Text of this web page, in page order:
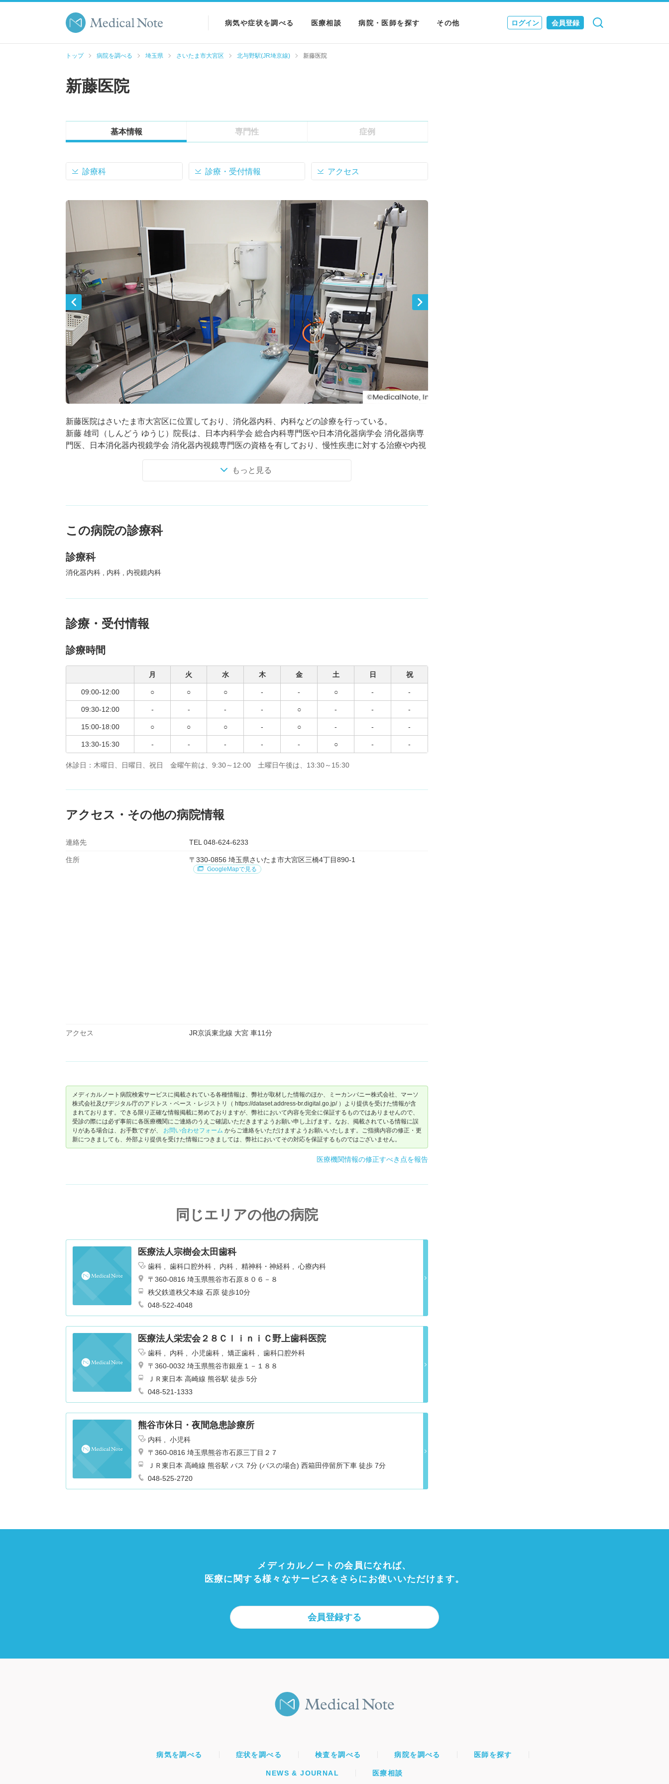
病気や症状を調べる 医療相談 病院・医師を探す その他 ログイン 会員登録
検索 キャンセル
トップ 病院を調べる 埼玉県 さいたま市大宮区 北与野駅(JR埼京線) 新藤医院
新藤医院
基本情報 専門性 症例
診療科 診療・受付情報 アクセス
新藤医院はさいたま市大宮区に位置しており、消化器内科、内科などの診療を行っている。
新藤 雄司（しんどう ゆうじ）院長は、日本内科学会 総合内科専門医や日本消化器病学会 消化器病専
門医、日本消化器内視鏡学会 消化器内視鏡専門医の資格を有しており、慢性疾患に対する治療や内視
新藤院長は、内視鏡検査を行う際には可能な限り苦痛を感じないように、丁寧な施術を心がけている
という。たとえば、検査や治療の内容をしっかり説明したうえで麻酔の有無を選択するなど、患者さ
同院は、地域の医療機関とも連携を取れる体制を整え、地域の方々が困っているときに気軽に相談で
もっと見る
この病院の診療科
診療科
消化器内科 内科 内視鏡内科
診療・受付情報
診療時間
月 火 水 木 金 土 日 祝
09:00-12:00 ○ ○ ○ - - ○ - -
09:30-12:00 - - - - ○ - - -
15:00-18:00 ○ ○ ○ - ○ - - -
13:30-15:30 - - - - - ○ - -
休診日：木曜日、日曜日、祝日 金曜午前は、9:30～12:00 土曜日午後は、13:30～15:30
アクセス・その他の病院情報
連絡先 TEL 048-624-6233
住所 〒330-0856 埼玉県さいたま市大宮区三橋4丁目890-1
GoogleMapで見る
アクセス JR京浜東北線 大宮 車11分
メディカルノート病院検索サービスに掲載されている各種情報は、弊社が取材した情報のほか、ミーカンパニー株式会社、マーソ
株式会社及びデジタル庁のアドレス・ベース・レジストリ（ https://dataset.address-br.digital.go.jp/ ）より提供を受けた情報が含
まれております。できる限り正確な情報掲載に努めておりますが、弊社において内容を完全に保証するものではありませんので、
受診の際には必ず事前に各医療機関にご連絡のうえご確認いただきますようお願い申し上げます。なお、掲載されている情報に誤
りがある場合は、お手数ですが、 お問い合わせフォーム からご連絡をいただけますようお願いいたします。ご指摘内容の修正・更
新につきましても、外部より提供を受けた情報につきましては、弊社においてその対応を保証するものではございません。
医療機関情報の修正すべき点を報告
同じエリアの他の病院
医療法人宗樹会太田歯科
歯科 歯科口腔外科 内科 精神科・神経科
心療内科
〒360-0816 埼玉県熊谷市石原８０６－８
秩父鉄道秩父本線 石原 徒歩10分
048-522-4048
医療法人栄宏会２８ＣｌｉｎｉＣ野上歯科医院
歯科 内科 小児歯科 矯正歯科
歯科口腔外科
〒360-0032 埼玉県熊谷市銀座１－１８８
ＪＲ東日本 高崎線 熊谷駅 徒歩 5分
048-521-1333
熊谷市休日・夜間急患診療所
内科
小児科
〒360-0816 埼玉県熊谷市石原三丁目２７
ＪＲ東日本 高崎線 熊谷駅 バス 7分 (バスの場合) 西箱田停留所下車 徒歩 7分
048-525-2720
メディカルノートの会員になれば、
医療に関する様々なサービスをさらにお使いいただけます。
会員登録する
病気を調べる 症状を調べる 検査を調べる 病院を調べる 医師を探す
NEWS & JOURNAL 医療相談